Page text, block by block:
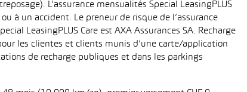
L’assurance mensualités Special LeasingPLUS
à un accident. Le preneur de risque de l’assurance
LeasingPLUS Care est AXA Assurances SA. Recharge
les clientes et clients munis d’une carte/application
de recharge publiques et dans les parkings